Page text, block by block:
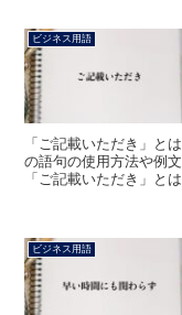
ビジネス用語
「ご記載いただき」と
の語句の使用方法や例
「ご記載いただき」と
ビジネス用語